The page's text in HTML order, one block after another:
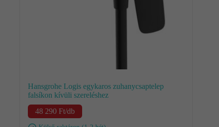
Hansgrohe Logis egykaros zuhanycsaptelep
falsíkon kívüli szereléshez
48 290 Ft/db